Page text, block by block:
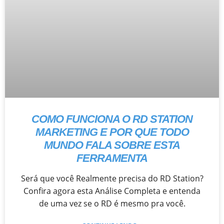
COMO FUNCIONA O RD STATION
MARKETING E POR QUE TODO
MUNDO FALA SOBRE ESTA
FERRAMENTA
Será que você Realmente precisa do RD Station?
Confira agora esta Análise Completa e entenda
de uma vez se o RD é mesmo pra você.